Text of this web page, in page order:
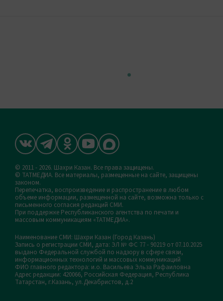
© 2011 - 2026. Шахри Казан. Все права защищены.
© ТАТМЕДИА. Все материалы, размещенные на сайте, защищены
законом.
Перепечатка, воспроизведение и распространение в любом
объеме информации, размещенной на сайте, возможна только с
письменного согласия редакций СМИ.
При поддержке Республиканского агентства по печати и
массовым коммуникациям «ТАТМЕДИА».
Наименование СМИ: Шахри Казан (Город Казань)
Запись о регистрации СМИ, дата: ЭЛ № ФС 77 - 90219 от 07.10.2025
выдано Федеральной службой по надзору в сфере связи,
информационных технологий и массовых коммуникаций
ФИО главного редактора: и.о. Васильева Эльза Рафаиловна
Адрес редакции: 420066, Российская Федерация, Республика
Татарстан, г.Казань, ул.Декабристов, д.2